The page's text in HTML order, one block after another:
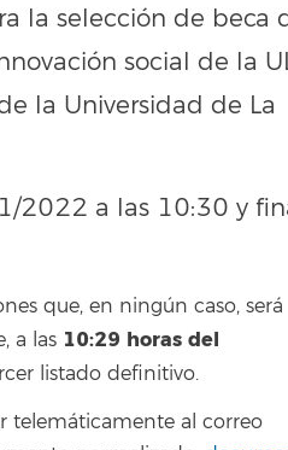
la selección de beca
social de la
la Universidad de La
2022 a las 10:30 y
que, en ningún caso, será
a las 10:29 horas del
listado definitivo.
telemáticamente al correo